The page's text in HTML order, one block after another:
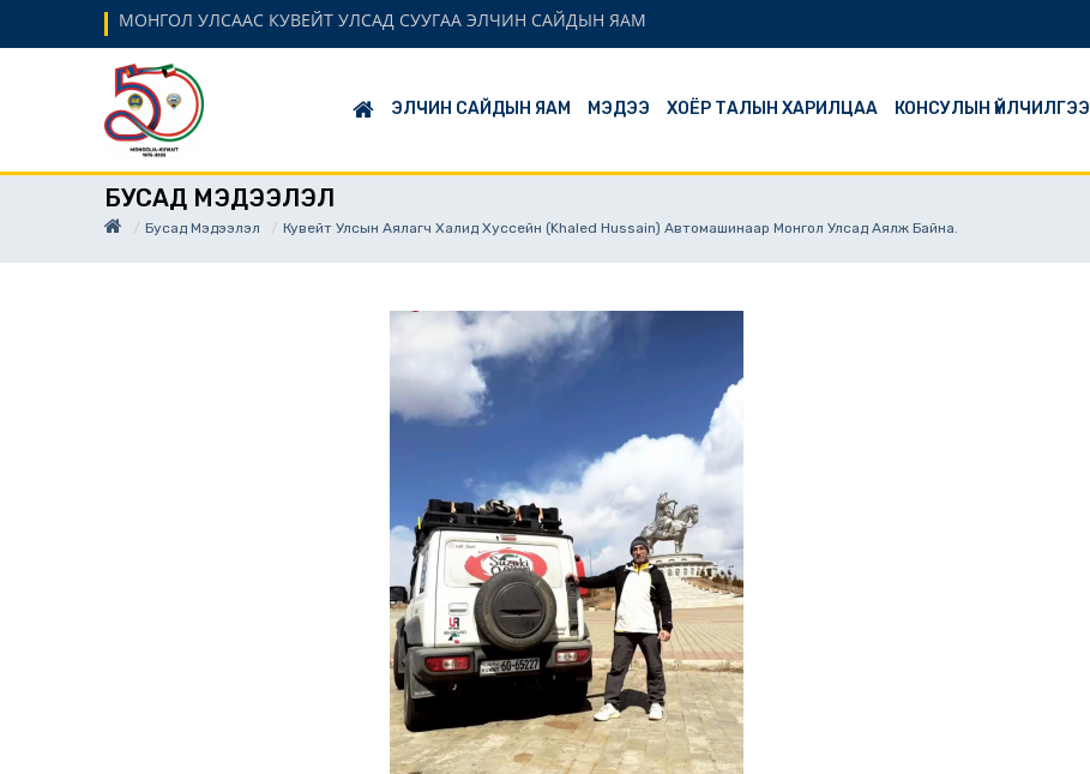
МОНГОЛ УЛСААС КУВЕЙТ УЛСАД СУУГАА ЭЛЧИН САЙДЫН ЯАМ
ЭЛЧИН САЙДЫН ЯАМ МЭДЭЭ ХОЁР ТАЛЫН ХАРИЛЦАА КОНСУЛЫН ҮЙЛЧИЛГЭЭ
БУСАД МЭДЭЭЛЭЛ
Бусад Мэдээлэл Кувейт Улсын Аялагч Халид Хуссейн (Khaled Hussain) Автомашинаар Монгол Улсад Аялж Байна.